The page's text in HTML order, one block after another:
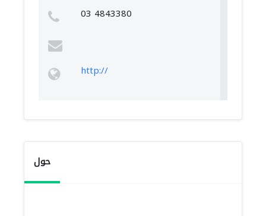
03 4843380
http://
حول